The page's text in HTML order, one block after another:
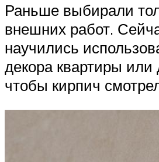
Раньше выбирали
внешних работ.
научились
декора квартиры или
чтобы кирпич